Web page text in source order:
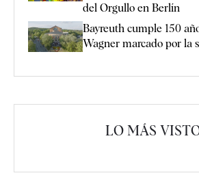
del Orgullo en Berlín
Bayreuth cumple 150
Wagner marcado por la
LO MÁS